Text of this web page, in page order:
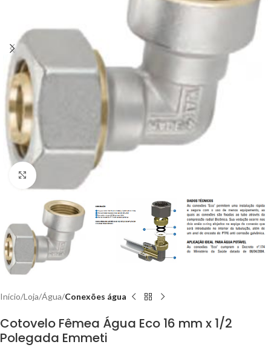
Clique para ampliar
Início Loja Água Conexões água
Cotovelo Fêmea Água Eco 16 mm x 1/2
Polegada Emmeti